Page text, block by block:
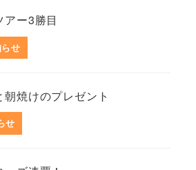
ー3勝目
せ
焼けのプレゼント
せ